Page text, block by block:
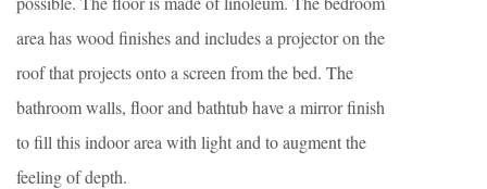
area has wood finishes and includes a projector on the
roof that projects onto a screen from the bed. The
bathroom walls, floor and bathtub have a mirror finish
to fill this indoor area with light and to augment the
feeling of depth.